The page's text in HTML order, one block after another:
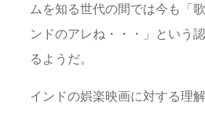
ムを知る世代の間では今も「
ンドのアレね・・・」という
るようだ。
インドの娯楽映画に対する理